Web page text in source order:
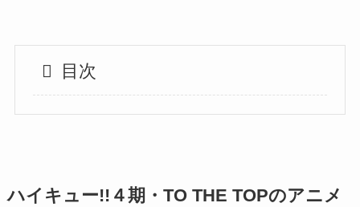
目次
ハイキュー!!４期・TO THE TOPのアニメ